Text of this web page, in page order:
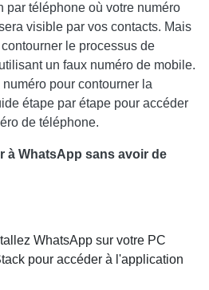
par téléphone où votre numéro
visible par vos contacts. Mais
le processus de
un faux numéro de mobile.
pour contourner la
étape par étape pour accéder
de téléphone.
à WhatsApp sans avoir de
WhatsApp sur votre PC
pour accéder à l'application